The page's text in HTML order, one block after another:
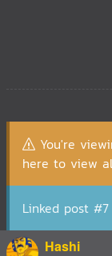
You're
here to view
Linked post #7
Hashi